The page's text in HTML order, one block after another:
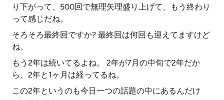
り下がって、500回で無理矢理盛り上げて、もう終わり
って感じだね。
そろそろ最終回ですか? 最終回は何回も迎えてますけど
ね。
もう2年は続いてるよね。 2年が7月の中旬で2年だか
ら、2年と1ヶ月は経ってるね。
この2年というのも今日一つの話題の中にあるんだけ